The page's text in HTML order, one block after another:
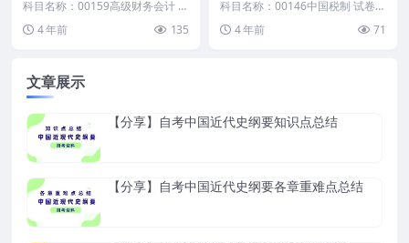
计真题及答案
科目名称：00159高级财务会计 试
学考试高级...
4 年前 135
和答案
科目名称：00146中国税制 试卷全
考试中国税...
4 年前 71
文章展示
【分享】自考中国近代史纲要知识点总结
【分享】自考中国近代史纲要各章重难点总结